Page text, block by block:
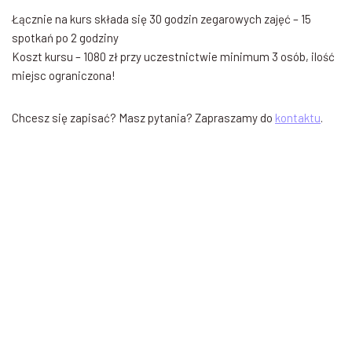
Łącznie na kurs składa się 30 godzin zegarowych zajęć – 15
spotkań po 2 godziny
Koszt kursu – 1080 zł przy uczestnictwie minimum 3 osób, ilość
miejsc ograniczona!
Chcesz się zapisać? Masz pytania? Zapraszamy do kontaktu.